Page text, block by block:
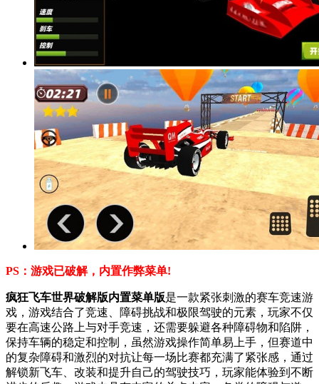
PS：游戏已破解，内置作弊菜单!
疯狂飞车世界破解版内置菜单版是一款紧张刺激的赛车竞速游
戏，游戏结合了竞速、障碍挑战和极限驾驶的元素，玩家不仅
要在高速公路上与对手竞速，还需要躲避各种障碍物和陷阱，
保持车辆的稳定和控制，虽然游戏操作简单易上手，但赛道中
的复杂障碍和激烈的对抗让每一场比赛都充满了紧张感，通过
解锁新飞车、改装和提升自己的驾驶技巧，玩家能体验到不断